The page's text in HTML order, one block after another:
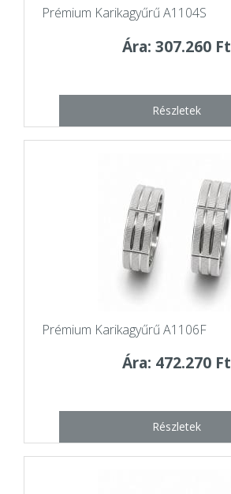
Prémium Karikagyűrű A1104S
Ára: 307.260 Ft
Részletek
Prémium Karikagyűrű A1106F
Ára: 472.270 Ft
Részletek